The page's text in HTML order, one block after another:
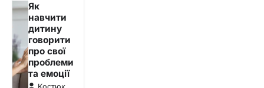
Як
навчити
дитину
говорити
про свої
проблеми
та емоції